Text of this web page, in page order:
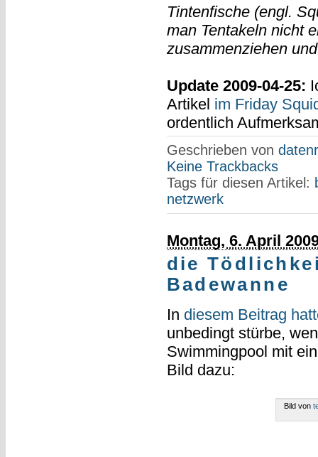
Tintenfische (engl.
man Tentakeln nicht
zusammenziehen
Update 2009-04-25:
Artikel im Friday
ordentlich
Geschrieben von
Keine Trackbacks
Tags für diesen Artikel:
netzwerk
Montag, 6. April
die
Badewanne
In diesem Beitrag
unbedingt stürbe,
Swimmingpool mit
Bild dazu:
Bild von